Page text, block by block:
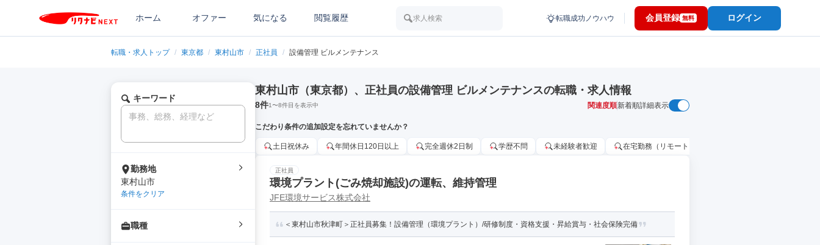
ホーム オファー 気になる 閲覧履歴 求人検索 転職成功ノウハウ 会員登録 無料 ログイン
転職・求人トップ / 東京都 / 東村山市 / 正社員 / 設備管理 ビルメンテナンス
キーワード
勤務地
東村山市
条件をクリア
職種
東村山市（東京都）、正社員の設備管理 ビルメンテナンスの転職・求人情報
8件1〜8件目を表示中 関連度順新着順詳細表示
こだわり条件の追加設定を忘れていませんか？
土日祝休み 年間休日120日以上 完全週休2日制 学歴不問 未経験者歓迎 在宅勤務（リモートワーク）OK
正社員
環境プラント(ごみ焼却施設)の運転、維持管理
JFE環境サービス株式会社
＜東村山市秋津町＞正社員募集！設備管理（環境プラント）/研修制度・資格支援・昇給賞与・社会保険完備